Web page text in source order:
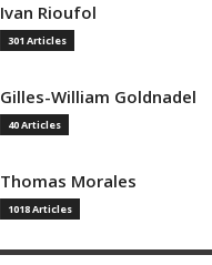
Ivan Rioufol
301 Articles
Gilles-William Goldnadel
40 Articles
Thomas Morales
1018 Articles